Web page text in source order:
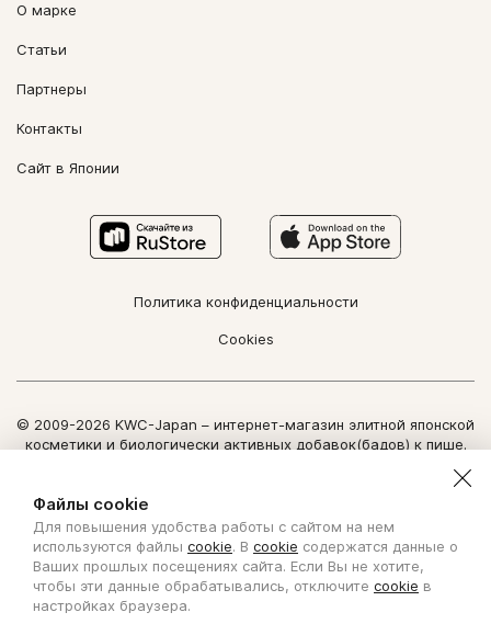
О марке
Статьи
Партнеры
Контакты
Сайт в Японии
Политика конфиденциальности
Cookies
© 2009-2026 KWC-Japan – интернет-магазин элитной японской
косметики и биологически активных добавок(бадов) к пище.
Использование информации сайта возможно только по
Copyright Nozomi Direct 2011. All rights reserved. The use of the
information is possible only by written permit from Nozomi Direct.
Создано с ❤ в KISLOROD
Файлы cookie
Для повышения удобства работы с сайтом на нем
используются файлы cookie. В cookie содержатся данные о
Ваших прошлых посещениях сайта. Если Вы не хотите,
чтобы эти данные обрабатывались, отключите cookie в
настройках браузера.